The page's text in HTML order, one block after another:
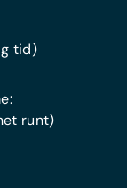
tid)
runt)